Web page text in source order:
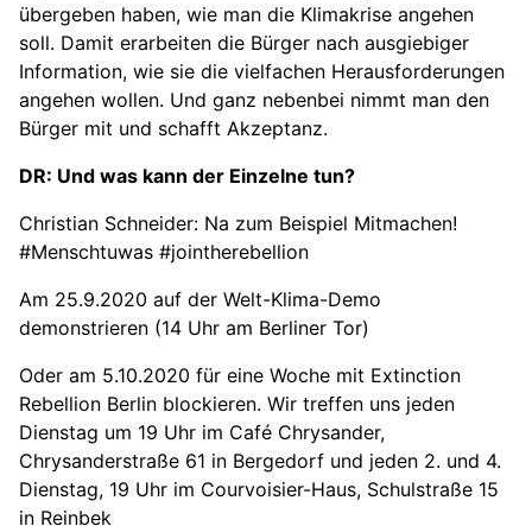
übergeben haben, wie man die Klimakrise angehen
soll. Damit erarbeiten die Bürger nach ausgiebiger
Information, wie sie die vielfachen Herausforderungen
angehen wollen. Und ganz nebenbei nimmt man den
Bürger mit und schafft Akzeptanz.
DR: Und was kann der Einzelne tun?
Christian Schneider: Na zum Beispiel Mitmachen!
#Menschtuwas #jointherebellion
Am 25.9.2020 auf der Welt-Klima-Demo
demonstrieren (14 Uhr am Berliner Tor)
Oder am 5.10.2020 für eine Woche mit Extinction
Rebellion Berlin blockieren. Wir treffen uns jeden
Dienstag um 19 Uhr im Café Chrysander,
Chrysanderstraße 61 in Bergedorf und jeden 2. und 4.
Dienstag, 19 Uhr im Courvoisier-Haus, Schulstraße 15
in Reinbek